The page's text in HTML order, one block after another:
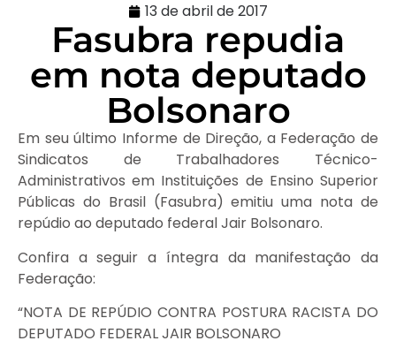
13 de abril de 2017
Fasubra repudia
em nota deputado
Bolsonaro
Em seu último Informe de Direção, a Federação de
Sindicatos de Trabalhadores Técnico-
Administrativos em Instituições de Ensino Superior
Públicas do Brasil (Fasubra) emitiu uma nota de
repúdio ao deputado federal Jair Bolsonaro.
Confira a seguir a íntegra da manifestação da
Federação:
“NOTA DE REPÚDIO CONTRA POSTURA RACISTA DO
DEPUTADO FEDERAL JAIR BOLSONARO